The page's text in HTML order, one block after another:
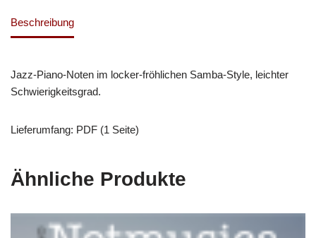
Beschreibung
Jazz-Piano-Noten im locker-fröhlichen Samba-Style, leichter
Schwierigkeitsgrad.
Lieferumfang: PDF (1 Seite)
Ähnliche Produkte